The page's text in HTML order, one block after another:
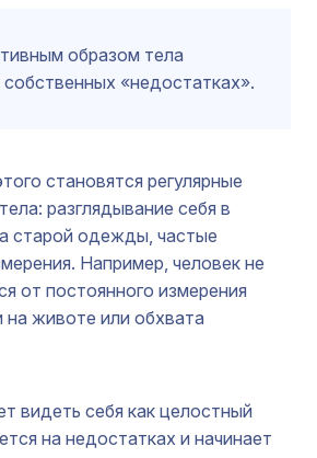
образом тела
«недостатках».
становятся регулярные
разглядывание себя в
старой одежды, частые
Например, человек не
от постоянного измерения
животе или обхвата
видеть себя как целостный
на недостатках и начинает